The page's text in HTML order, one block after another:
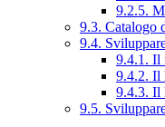
9.2.5.
9.3. Catalogo
9.4.
9.4.1. Il
9.4.2. Il
9.4.3. Il
9.5.